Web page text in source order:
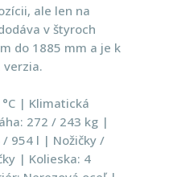
ale len na
v štyroch
do 1885 mm a je k
verzia.
| Klimatická
272 / 243 kg |
/ 954 l | Nožičky /
| Kolieska: 4